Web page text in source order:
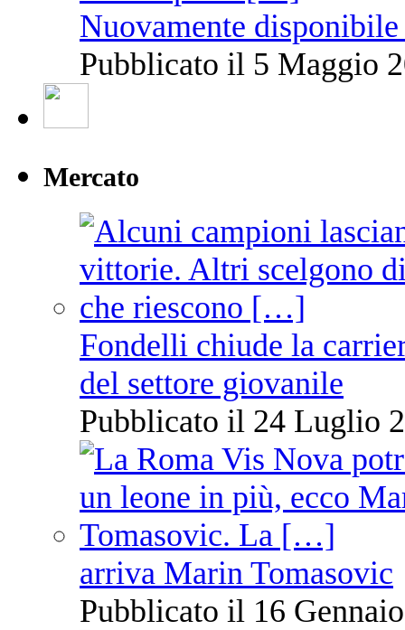
Nuovamente
Pubblicato il 5 Maggio
Mercato
Fondelli chiude la
del settore giovanile
Pubblicato il 24 Luglio
arriva Marin Tomasovic
Pubblicato il 16